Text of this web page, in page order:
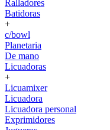
Ralladores
Batidoras
+
c/bowl
Planetaria
De mano
Licuadoras
+
Licuamixer
Licuadora
Licuadora personal
Exprimidores